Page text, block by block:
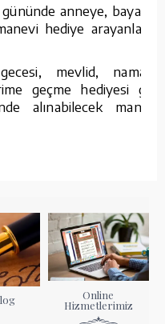
anneye, bayana,
hediye arayanların
mevlid, namaza
geçme hediyesi gibi
alınabilecek manevi
Online
Hizmetlerimiz